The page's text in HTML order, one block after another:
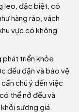
leo, đặc biệt, có
hàng rào, vách
vực có không
phát triển khỏe
đều đặn và bảo vệ
chú ý đến việc
thể nở đều và
sương giá.